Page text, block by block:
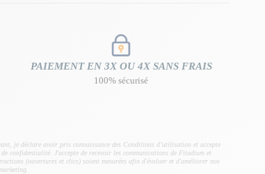
PAIEMENT EN 3X OU 4X SANS FRAIS
100% sécurisé
je déclare avoir pris connaissance des Conditions d’utilisation et accepte
confidentialité. J'accepte de recevoir les communications de Fitadium et
(ouvertures et clics) soient mesurées afin d'évaluer et d'améliorer nos